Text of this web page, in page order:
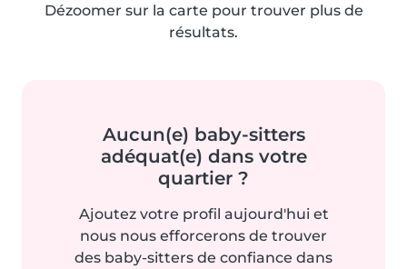
Dézoomer sur la carte pour trouver plus de
résultats.
Aucun(e) baby-sitters
adéquat(e) dans votre
quartier ?
Ajoutez votre profil aujourd'hui et
nous nous efforcerons de trouver
des baby-sitters de confiance dans